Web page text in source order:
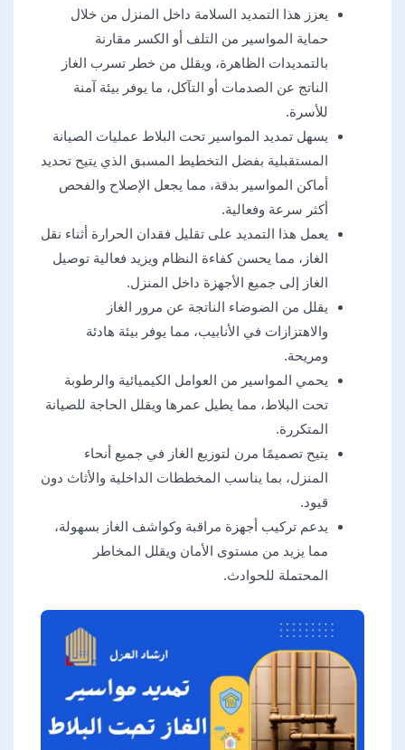
يعزز هذا التمديد السلامة داخل المنزل من خلال
حماية المواسير من التلف أو الكسر مقارنة
بالتمديدات الظاهرة، ويقلل من خطر تسرب الغاز
الناتج عن الصدمات أو التآكل، ما يوفر بيئة آمنة
للأسرة.
يسهل تمديد المواسير تحت البلاط عمليات الصيانة
المستقبلية بفضل التخطيط المسبق الذي يتيح تحديد
أماكن المواسير بدقة، مما يجعل الإصلاح والفحص
أكثر سرعة وفعالية.
يعمل هذا التمديد على تقليل فقدان الحرارة أثناء نقل
الغاز، مما يحسن كفاءة النظام ويزيد فعالية توصيل
الغاز إلى جميع الأجهزة داخل المنزل.
يقلل من الضوضاء الناتجة عن مرور الغاز
والاهتزازات في الأنابيب، مما يوفر بيئة هادئة
ومريحة.
يحمي المواسير من العوامل الكيميائية والرطوبة
تحت البلاط، مما يطيل عمرها ويقلل الحاجة للصيانة
المتكررة.
يتيح تصميمًا مرن لتوزيع الغاز في جميع أنحاء
المنزل، بما يناسب المخططات الداخلية والأثاث دون
قيود.
يدعم تركيب أجهزة مراقبة وكواشف الغاز بسهولة،
مما يزيد من مستوى الأمان ويقلل المخاطر
المحتملة للحوادث.